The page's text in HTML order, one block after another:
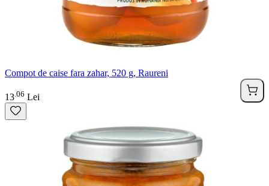
Compot de caise fara zahar, 520 g, Raureni
13 06 Lei